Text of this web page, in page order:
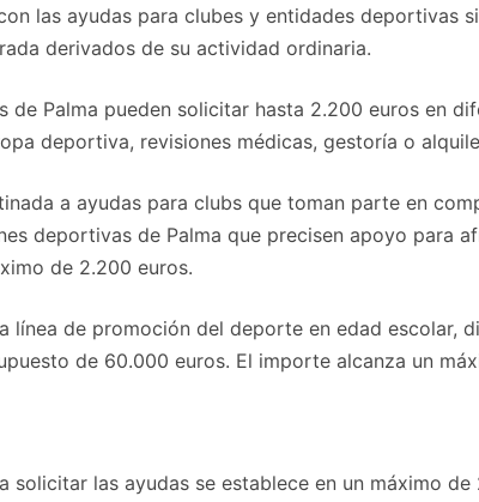
las ayudas para clubes y entidades deportivas
derivados de su actividad ordinaria.
de Palma pueden solicitar hasta 2.200 euros en
deportiva, revisiones médicas, gestoría o
a ayudas para clubs que toman parte en
deportivas de Palma que precisen apoyo para
de 2.200 euros.
línea de promoción del deporte en edad escolar,
de 60.000 euros. El importe alcanza un
solicitar las ayudas se establece en un máximo